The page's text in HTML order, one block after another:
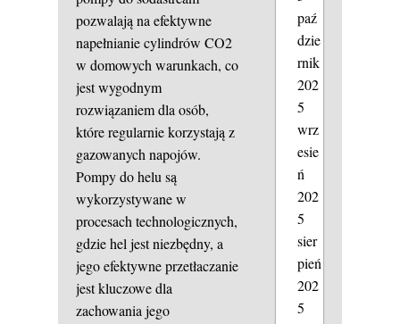
pozwalają na efektywne
napełnianie cylindrów CO2
w domowych warunkach, co
jest wygodnym
rozwiązaniem dla osób,
które regularnie korzystają z
gazowanych napojów.
Pompy do helu są
wykorzystywane w
procesach technologicznych,
gdzie hel jest niezbędny, a
jego efektywne przetłaczanie
jest kluczowe dla
zachowania jego
paź
dzie
rnik
202
5
wrz
esie
ń
202
5
sier
pień
202
5